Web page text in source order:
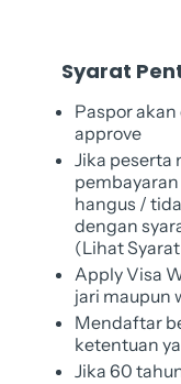
Syarat
Paspor
approve
Jika peserta
hangus /
dengan
(Lihat
Apply Visa
jari maupun
Mendaftar
ketentuan
Jika 60